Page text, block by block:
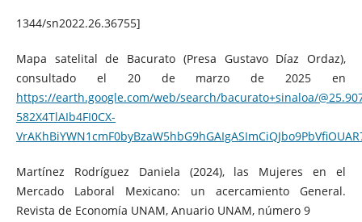
1344/sn2022.26.36755]
Mapa satelital de Bacurato (Presa Gustavo Díaz Ordaz),
consultado el 20 de marzo de 2025 en
https://earth.google.com/web/search/bacurato+sinaloa/
582X4TlAIb4FI0CX-
Martínez Rodríguez Daniela (2024), las Mujeres en el
Mercado Laboral Mexicano: un acercamiento General.
Revista de Economía UNAM, Anuario UNAM, número 9